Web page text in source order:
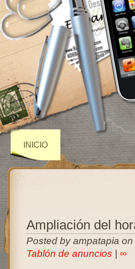
INICIO
Ampliación del
Posted by ampatapia
Tablón de anuncios
∞